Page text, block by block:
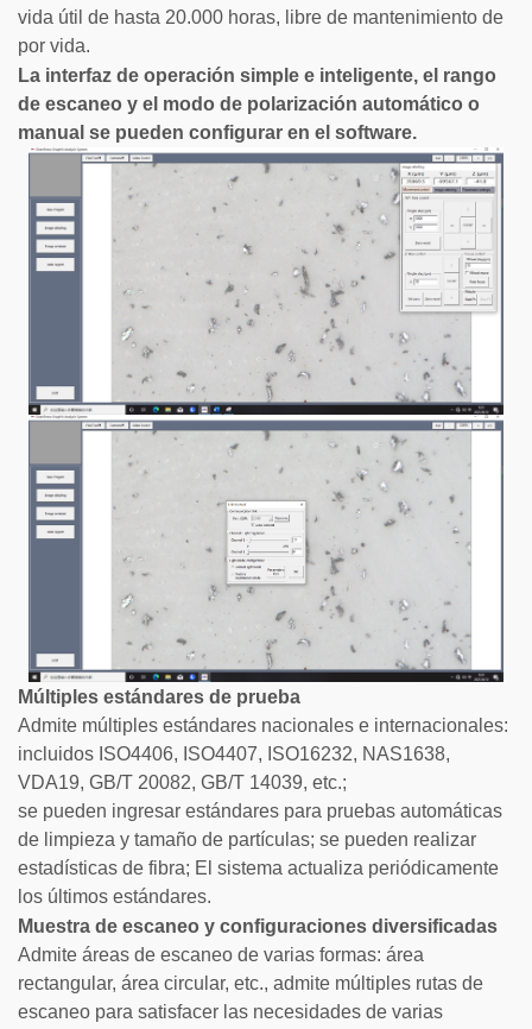
vida útil de hasta 20.000 horas, libre de mantenimiento de
por vida.
La interfaz de operación simple e inteligente, el rango
de escaneo y el modo de polarización automático o
manual se pueden configurar en el software.
Múltiples estándares de prueba
Admite múltiples estándares nacionales e internacionales:
incluidos ISO4406, ISO4407, ISO16232, NAS1638,
VDA19, GB/T 20082, GB/T 14039, etc.;
se pueden ingresar estándares para pruebas automáticas
de limpieza y tamaño de partículas; se pueden realizar
estadísticas de fibra; El sistema actualiza periódicamente
los últimos estándares.
Muestra de escaneo y configuraciones diversificadas
Admite áreas de escaneo de varias formas: área
rectangular, área circular, etc., admite múltiples rutas de
escaneo para satisfacer las necesidades de varias